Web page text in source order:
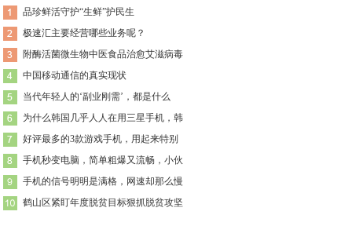
品珍鲜活守护“生鲜”护民生
极速汇主要经营哪些业务呢？
附酶活菌微生物中医食品治愈艾滋病毒
中国移动通信的真实现状
当代年轻人的‘副业刚需’，都是什么
为什么韩国几乎人人在用三星手机，韩
好评最多的3款游戏手机，用起来特别
手机秒变电脑，简单粗爆又流畅，小伙
手机的信号明明是满格，网速却那么慢
鹤山区紧盯年度脱贫目标狠抓脱贫攻坚